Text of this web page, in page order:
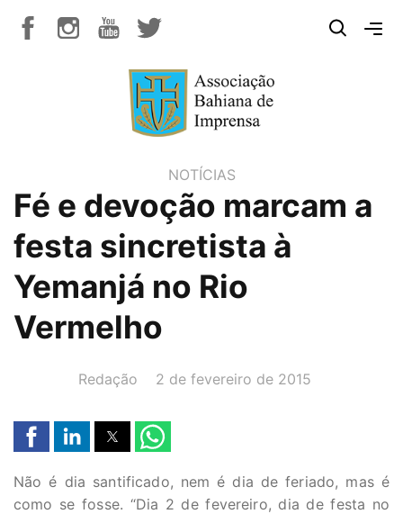
NOTÍCIAS
Fé e devoção marcam a
festa sincretista à
Yemanjá no Rio
Vermelho
AUTOR(A):
Redação DATA:
2 de fevereiro de 2015
Não é dia santificado, nem é dia de feriado, mas é
como se fosse. “Dia 2 de fevereiro, dia de festa no